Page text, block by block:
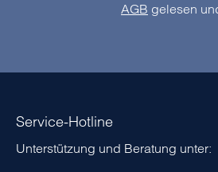
AGB gelesen
Service-Hotline
Unterstützung und Beratung unter: